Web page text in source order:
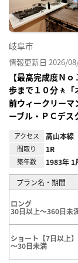
岐阜市
情報更新日 2026/
【最高完成度Ｎ
歩まで１０分🚶「
前ウィークリーマ
ーブル・ＰＣデス
アクセス 高山本線
間取り 1R
築年数 1983年 1
プラン名・期間
ロング
30日以上～360日未
ショート【7日以上】
～30日未満